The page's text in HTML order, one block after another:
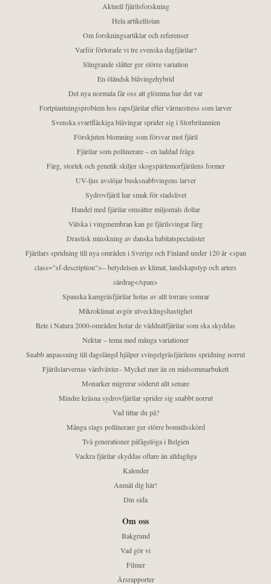
Aktuell fjärilsforskning
Hela artikellistan
Om forskningsartiklar och referenser
Varför förlorade vi tre svenska dagfjärilar?
Slingrande slåtter ger större variation
En öländsk blåvingehybrid
Det nya normala får oss att glömma hur det var
Fortplantningsproblem hos rapsfjärilar efter värmestress som larver
Svenska svartfläckiga blåvingar sprider sig i Storbritannien
Förskjuten blomning som försvar mot fjäril
Fjärilar som pollinerare – en laddad fråga
Färg, storlek och genetik skiljer skogspärlemorfjärilens former
UV-ljus avslöjar busksnabbvingens larver
Sydrovfjäril har smak för stadslivet
Handel med fjärilar omsätter miljontals dollar
Vätska i vingmembran kan ge fjärilsvingar färg
Drastisk minskning av danska habitatspecialister
Fjärilars spridning till nya områden i Sverige och Finland under 120 år <span
class="sf-description">– betydelsen av klimat, landskapstyp och arters
särdrag</span>
Spanska kamgräsfjärilar hotas av allt torrare somrar
Mikroklimat avgör utvecklingshastighet
Bete i Natura 2000-områden hotar de väddnätfjärilar som ska skyddas
Nektar – tema med många variationer
Snabb anpassning till dagslängd hjälper svingelgräsfjärilens spridning norrut
Fjärilslarvernas värdväxter– Mycket mer än en midsommarbukett
Monarker migrerar söderut allt senare
Mindre kräsna sydrovfjärilar sprider sig snabbt norrut
Vad tittar du på?
Många slags pollinerare ger större bomullsskörd
Två generationer påfågelöga i Belgien
Vackra fjärilar skyddas oftare än alldagliga
Kalender
Anmäl dig här!
Din sida
Om oss
Bakgrund
Vad gör vi
Filmer
Årsrapporter